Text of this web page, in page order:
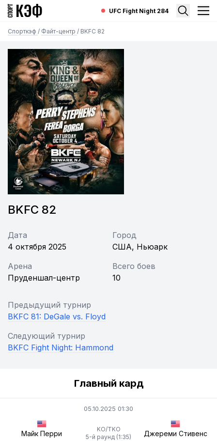
UFC Fight Night 284
Спорткэф / Файт-центр / BKFC 82
BKFC 82
Дата
4 октября 2025
Город
США, Ньюарк
Арена
Пруденшал-центр
Всего боев
10
Предыдущий турнир
BKFC 81: DeGale vs. Floyd
Следующий турнир
BKFC Fight Night: Hammond
Главный кард
05.10.2025 01:30
Майк Перри
KO/TKO
5-й раунд (1:35)
Джереми Стивенс